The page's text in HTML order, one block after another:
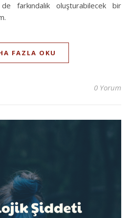
farkındalık oluşturabilecek bir
FAZLA OKU
0 Yorum